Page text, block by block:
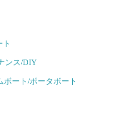
ンス/DIY
ボート/ポータボート